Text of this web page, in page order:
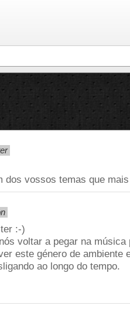
dos vossos temas que
:-)
voltar a pegar na música
este género de ambiente
ao longo do tempo.